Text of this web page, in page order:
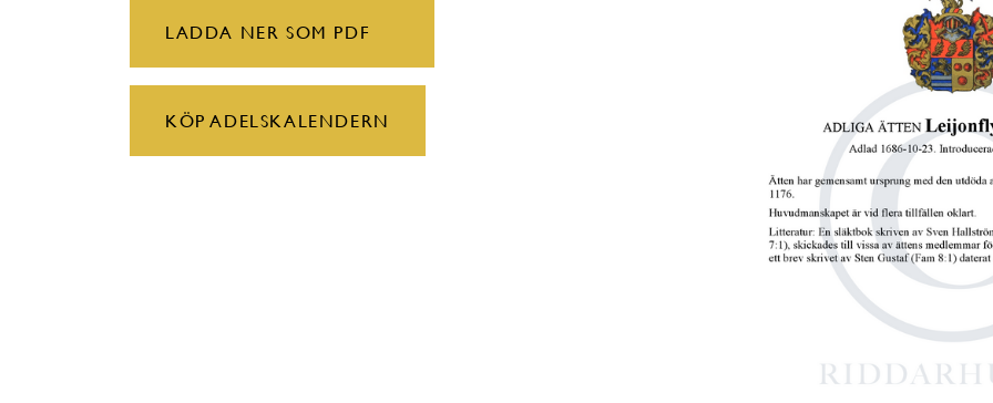
LADDA NER SOM PDF
KÖP ADELSKALENDERN